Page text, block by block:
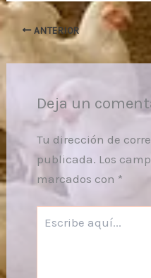
ANTERIOR
Deja un
Tu dirección de
publicada. Los
marcados con *
aquí...